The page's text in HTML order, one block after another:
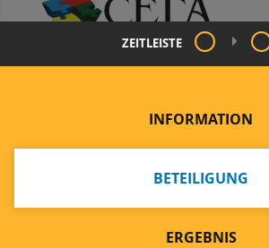
ZEITLEISTE
INFORMATION
BETEILIGUNG
ERGEBNIS